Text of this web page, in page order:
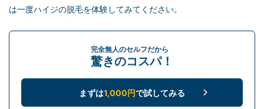
は一度ハイジの脱毛を体験してみてください。
完全無人のセルフだから
驚きのコスパ！
まずは1,000円で試してみる